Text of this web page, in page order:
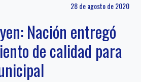
28 de agosto de 2020
Nación entregó
de calidad para